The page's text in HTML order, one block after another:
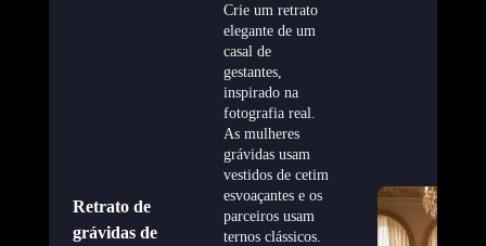
Retrato de
grávidas de
Crie um retrato
elegante de um
casal de
gestantes,
inspirado na
fotografia real.
As mulheres
grávidas usam
vestidos de cetim
esvoaçantes e os
parceiros usam
ternos clássicos.